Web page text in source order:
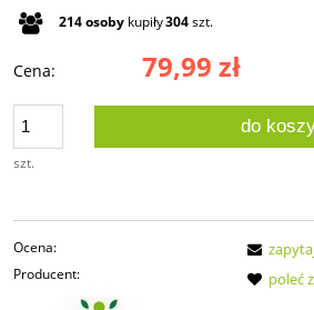
214osoby kupiły304szt.
Cena: 79,99 zł
szt.
do
Ocena:
Producent:
poleć